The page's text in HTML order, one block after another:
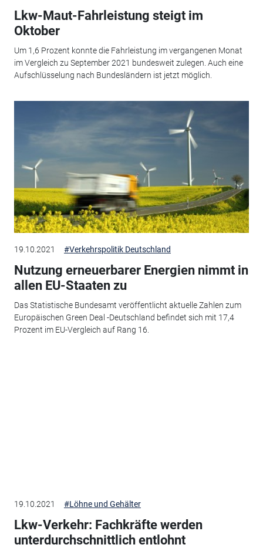
Lkw-Maut-Fahrleistung steigt im
Oktober
Um 1,6 Prozent konnte die Fahrleistung im vergangenen Monat
im Vergleich zu September 2021 bundesweit zulegen. Auch eine
Aufschlüsselung nach Bundesländern ist jetzt möglich.
19.10.2021 #Verkehrspolitik Deutschland
Nutzung erneuerbarer Energien nimmt in
allen EU-Staaten zu
Das Statistische Bundesamt veröffentlicht aktuelle Zahlen zum
Europäischen Green Deal -Deutschland befindet sich mit 17,4
Prozent im EU-Vergleich auf Rang 16.
19.10.2021 #Löhne und Gehälter
Lkw-Verkehr: Fachkräfte werden
unterdurchschnittlich entlohnt